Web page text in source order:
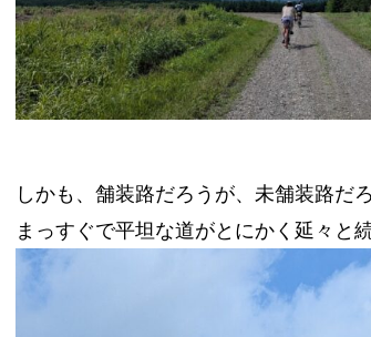
しかも、舗装路だろうが、未舗装路だ
まっすぐで平坦な道がとにかく延々と続